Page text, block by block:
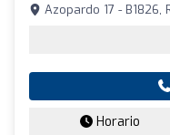
Azopardo 17 -
Horario